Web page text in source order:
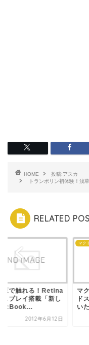
HOME
投稿:アスカ
トランポリン初体験！浅
RELATED
原で触れる！Retina
スプレイ搭載「新し
2012年6月12日
マク
マ
ド
い